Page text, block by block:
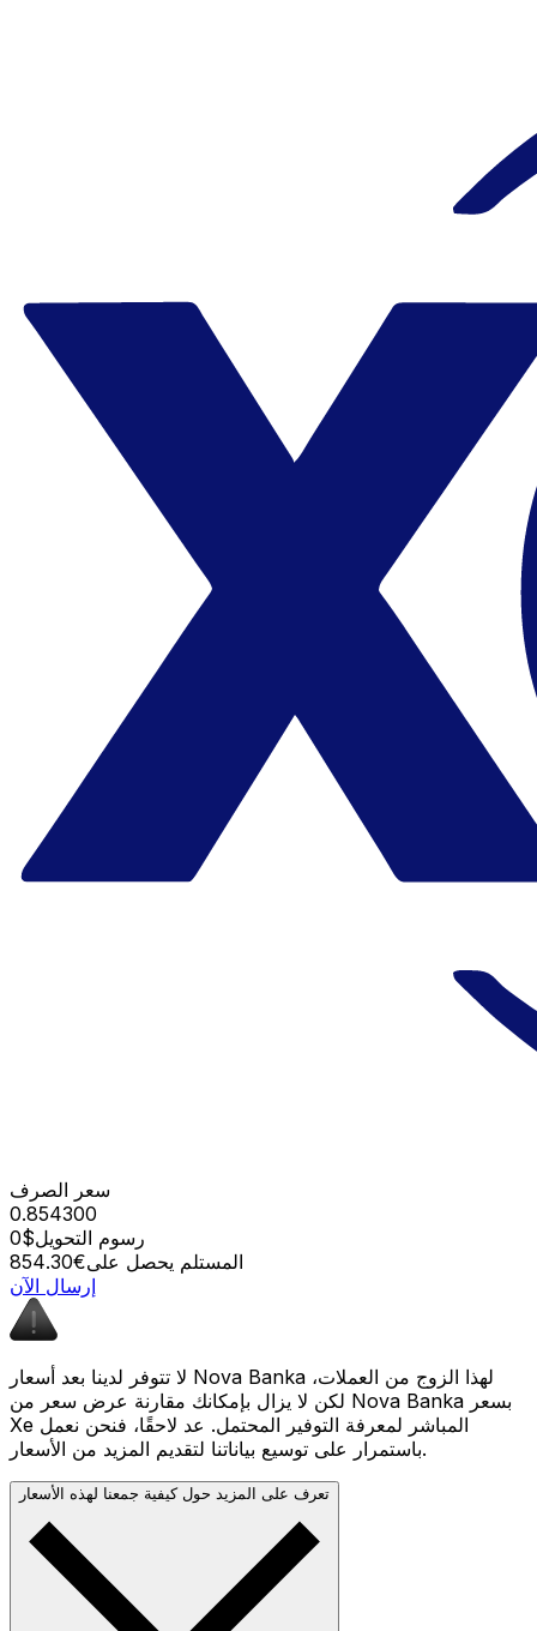
سعر الصرف
0.854300
رسوم التحويل$0
المستلم يحصل على€854.30
إرسال الآن
لا تتوفر لدينا بعد أسعار Nova Banka لهذا الزوج من العملات،
لكن لا يزال بإمكانك مقارنة عرض سعر من Nova Banka بسعر
Xe المباشر لمعرفة التوفير المحتمل. عد لاحقًا، فنحن نعمل
باستمرار على توسيع بياناتنا لتقديم المزيد من الأسعار.
تعرف على المزيد حول كيفية جمعنا لهذه الأسعار